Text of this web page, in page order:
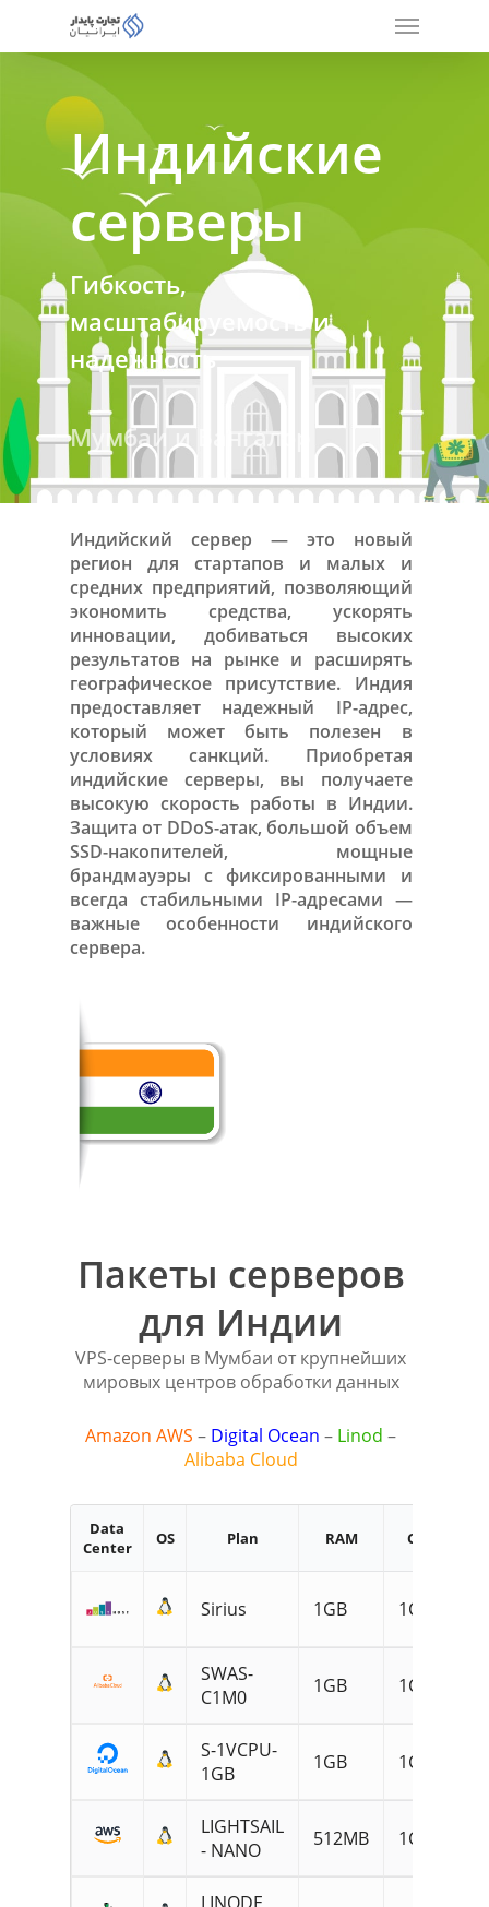
Индийские
серверы
Гибкость,
масштабируемость и
надежность
Мумбаи и Бангалор
Индийский сервер — это новый
регион для стартапов и малых и
средних предприятий, позволяющий
экономить средства, ускорять
инновации, добиваться высоких
результатов на рынке и расширять
географическое присутствие. Индия
предоставляет надежный IP-адрес,
который может быть полезен в
условиях санкций. Приобретая
индийские серверы, вы получаете
высокую скорость работы в Индии.
Защита от DDoS-атак, большой объем
SSD-накопителей, мощные
брандмауэры с фиксированными и
всегда стабильными IP-адресами —
важные особенности индийского
сервера.
Пакеты серверов
для Индии
VPS-серверы в Мумбаи от крупнейших
мировых центров обработки данных
Amazon AWS – Digital Ocean – Linod –
Alibaba Cloud
Data
Center
OS Plan RAM CPU
Sirius 1GB 1CPU
SWAS-
C1M0
1GB 1CPU
S-1VCPU-
1GB
1GB 1CPU
LIGHTSAIL
- NANO
512MB 1CPU